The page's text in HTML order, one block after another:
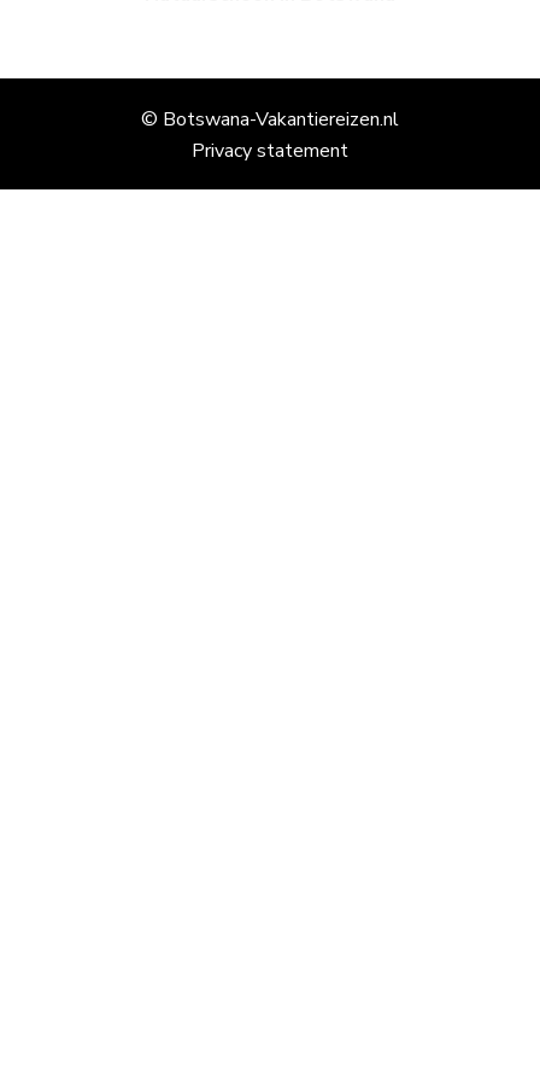
© Botswana-Vakantiereizen.nl
Privacy statement